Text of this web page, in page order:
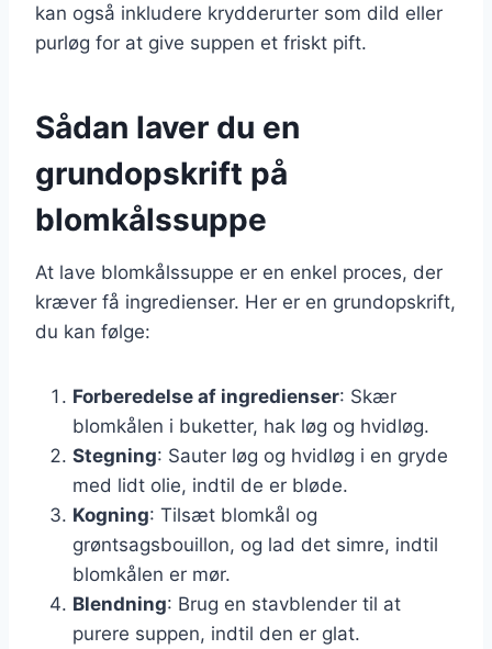
kan også inkludere krydderurter som dild eller
purløg for at give suppen et friskt pift.
Sådan laver du en
grundopskrift på
blomkålssuppe
At lave blomkålssuppe er en enkel proces, der
kræver få ingredienser. Her er en grundopskrift,
du kan følge:
Forberedelse af ingredienser: Skær
blomkålen i buketter, hak løg og hvidløg.
Stegning: Sauter løg og hvidløg i en gryde
med lidt olie, indtil de er bløde.
Kogning: Tilsæt blomkål og
grøntsagsbouillon, og lad det simre, indtil
blomkålen er mør.
Blendning: Brug en stavblender til at
purere suppen, indtil den er glat.